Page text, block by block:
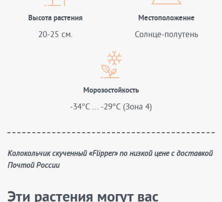
Высота растения
20-25 см.
Местоположение
Солнце-полутень
Морозостойкость
-34°C ... -29°C (Зона 4)
Колокольчик скученный «Flipper» по низкой цене с доставкой
Почтой России
Эти растения могут вас